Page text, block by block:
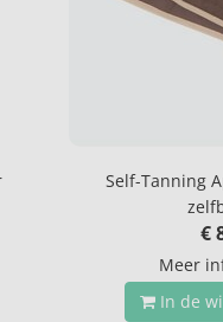
Self-Tanning
€
Meer
In de